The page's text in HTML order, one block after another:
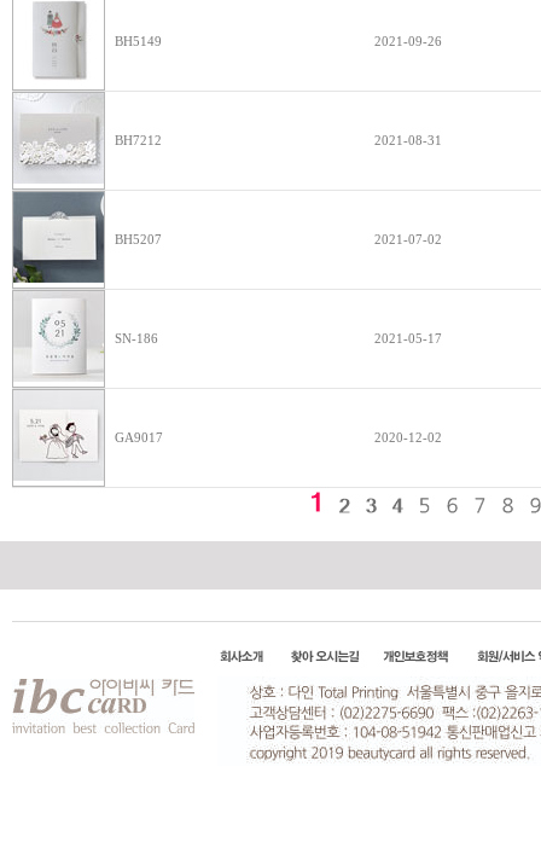
BH5149 2021-09-26
BH7212 2021-08-31
BH5207 2021-07-02
SN-186 2021-05-17
GA9017 2020-12-02